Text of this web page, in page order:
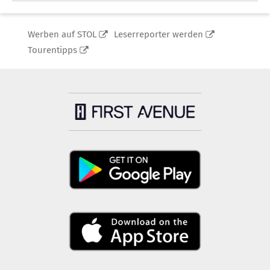
Werben auf STOL
Leserreporter werden
Tourentipps